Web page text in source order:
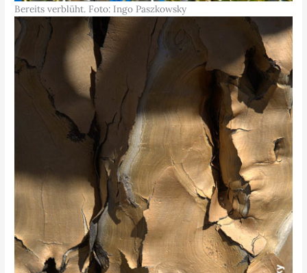
Bereits verblüht. Foto: Ingo Paszkowsky